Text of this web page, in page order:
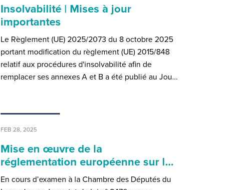
Insolvabilité | Mises à jour
importantes
Le Règlement (UE) 2025/2073 du 8 octobre 2025
portant modification du règlement (UE) 2015/848
relatif aux procédures d'insolvabilité afin de
remplacer ses annexes A et B a été publié au Jou…
FEB 28, 2025
Mise en œuvre de la
réglementation européenne sur l…
En cours d’examen à la Chambre des Députés du